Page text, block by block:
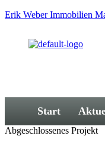
Erik Weber Immobilien
Start
Abgeschlossenes Projekt